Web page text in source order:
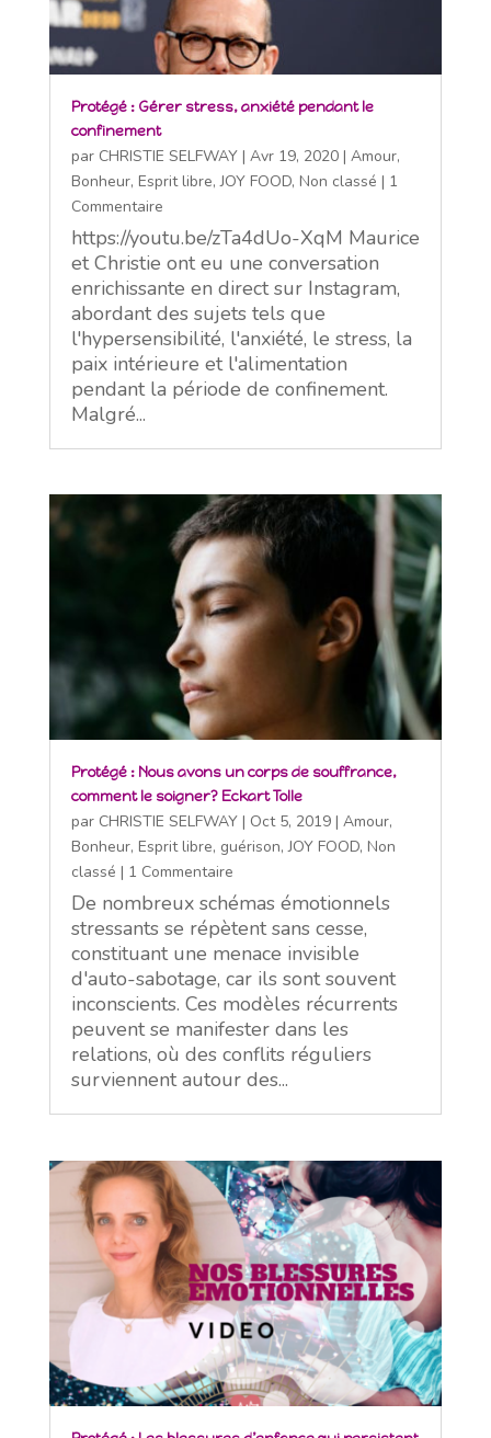
Protégé : Gérer stress, anxiété pendant le
confinement
par CHRISTIE SELFWAY| Avr 19, 2020| Amour,
Bonheur, Esprit libre,JOY FOOD, Non classé | 1
Commentaire
https://youtu.be/zTa4dUo-XqM Maurice
et Christie ont eu une conversation
enrichissante en direct sur Instagram,
abordant des sujets tels que
l'hypersensibilité, l'anxiété, le stress, la
paix intérieure et l'alimentation
pendant la période de confinement.
Malgré...
Protégé : Nous avons un corps de souffrance,
comment le soigner? Eckart Tolle
par CHRISTIE SELFWAY| Oct 5, 2019| Amour,
Bonheur, Esprit libre, guérison,JOY FOOD, Non
classé | 1 Commentaire
De nombreux schémas émotionnels
stressants se répètent sans cesse,
constituant une menace invisible
d'auto-sabotage, car ils sont souvent
inconscients. Ces modèles récurrents
peuvent se manifester dans les
relations, où des conflits réguliers
surviennent autour des...